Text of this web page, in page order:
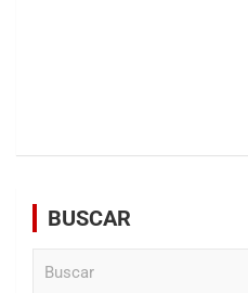
BUSCAR